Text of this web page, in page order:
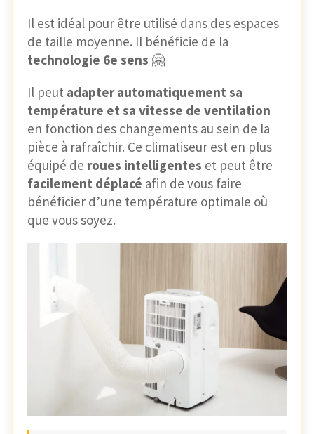
Il est idéal pour être utilisé dans des espaces
de taille moyenne. Il bénéficie de la
technologie 6e sens 🤗
Il peut adapter automatiquement sa
température et sa vitesse de ventilation
en fonction des changements au sein de la
pièce à rafraîchir. Ce climatiseur est en plus
équipé de roues intelligentes et peut être
facilement déplacé afin de vous faire
bénéficier d’une température optimale où
que vous soyez.